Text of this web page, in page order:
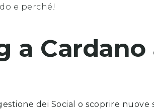
e perché!
a Cardano
dei Social o scoprire nuove